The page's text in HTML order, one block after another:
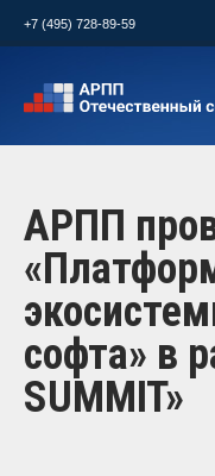
+7 (495) 728-89-59
АРПП
софта» в
SUMMIT»